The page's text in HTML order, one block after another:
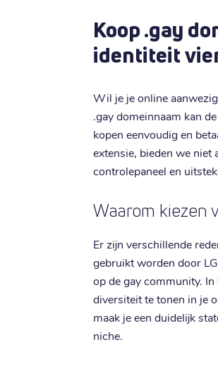
Koop .gay
identiteit
Wil je je online
.gay domeinnaam kan
kopen eenvoudig en
extensie, bieden we niet
controlepaneel en
Waarom kiezen
Er zijn verschillende
gebruikt worden door
op de gay community.
diversiteit te tonen in je
maak je een duidelijk
niche.